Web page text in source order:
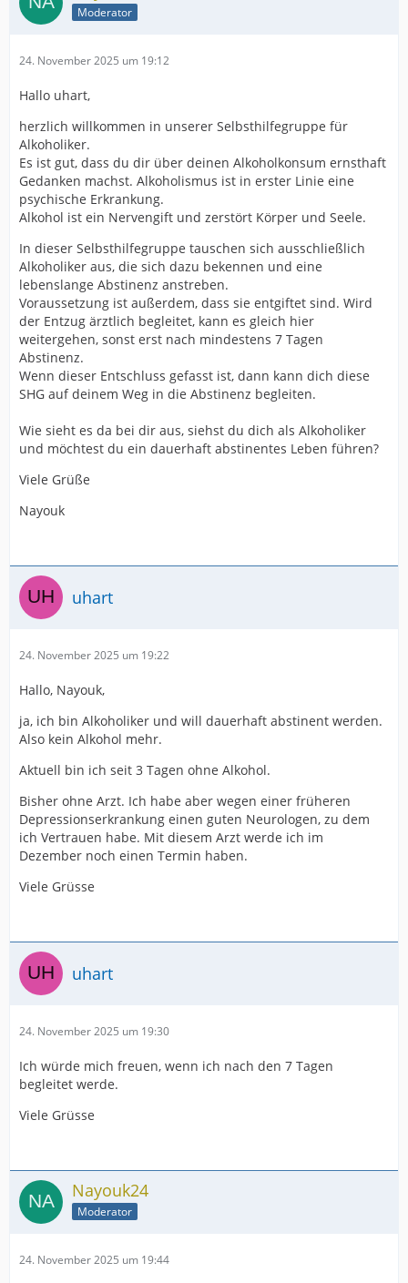
Moderator
24. November 2025 um 19:12
Hallo uhart,
herzlich willkommen in unserer Selbsthilfegruppe für
Alkoholiker.
Es ist gut, dass du dir über deinen Alkoholkonsum ernsthaft
Gedanken machst. Alkoholismus ist in erster Linie eine
psychische Erkrankung.
Alkohol ist ein Nervengift und zerstört Körper und Seele.
In dieser Selbsthilfegruppe tauschen sich ausschließlich
Alkoholiker aus, die sich dazu bekennen und eine
lebenslange Abstinenz anstreben.
Voraussetzung ist außerdem, dass sie entgiftet sind. Wird
der Entzug ärztlich begleitet, kann es gleich hier
weitergehen, sonst erst nach mindestens 7 Tagen
Abstinenz.
Wenn dieser Entschluss gefasst ist, dann kann dich diese
SHG auf deinem Weg in die Abstinenz begleiten.
Wie sieht es da bei dir aus, siehst du dich als Alkoholiker
und möchtest du ein dauerhaft abstinentes Leben führen?
Viele Grüße
Nayouk
uhart
24. November 2025 um 19:22
Hallo, Nayouk,
ja, ich bin Alkoholiker und will dauerhaft abstinent werden.
Also kein Alkohol mehr.
Aktuell bin ich seit 3 Tagen ohne Alkohol.
Bisher ohne Arzt. Ich habe aber wegen einer früheren
Depressionserkrankung einen guten Neurologen, zu dem
ich Vertrauen habe. Mit diesem Arzt werde ich im
Dezember noch einen Termin haben.
Viele Grüsse
uhart
24. November 2025 um 19:30
Ich würde mich freuen, wenn ich nach den 7 Tagen
begleitet werde.
Viele Grüsse
Nayouk24
Moderator
24. November 2025 um 19:44